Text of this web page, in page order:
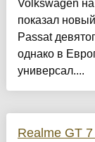
Volkswagen
показал
Passat
однако в
универсал....
Realme GT